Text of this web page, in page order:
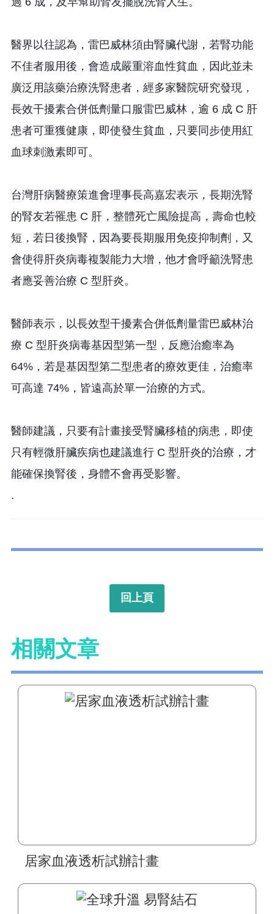
醫界以往認為，雷巴威林須由腎臟代謝，若腎功能
不佳者服用後，會造成嚴重溶血性貧血，因此並未
廣泛用該藥治療洗腎患者，經多家醫院研究發現，
長效干擾素合併低劑量口服雷巴威林，逾 6 成 C 肝
患者可重獲健康，即使發生貧血，只要同步使用紅
血球刺激素即可。
台灣肝病醫療策進會理事長高嘉宏表示，長期洗腎
的腎友若罹患 C 肝，整體死亡風險提高，壽命也較
短，若日後換腎，因為要長期服用免疫抑制劑，又
會使得肝炎病毒複製能力大增，他才會呼籲洗腎患
者應妥善治療 C 型肝炎。
醫師表示，以長效型干擾素合併低劑量雷巴威林治
療 C 型肝炎病毒基因型第一型，反應治癒率為
64%，若是基因型第二型患者的療效更佳，治癒率
可高達 74%，皆遠高於單一治療的方式。
醫師建議，只要有計畫接受腎臟移植的病患，即使
只有輕微肝臟疾病也建議進行 C 型肝炎的治療，才
能確保換腎後，身體不會再受影響。
.
回上頁
相關文章
居家血液透析試辦計畫